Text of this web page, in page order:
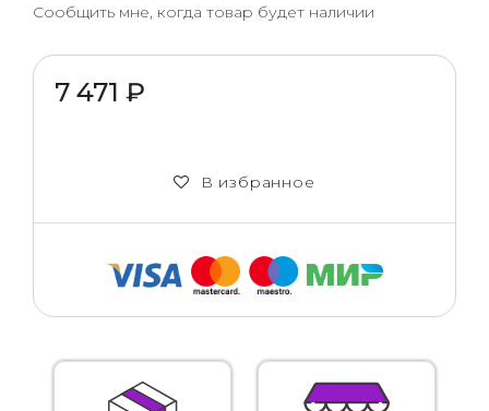
Сообщить мне, когда товар будет наличии
7 471 ₽
В избранное